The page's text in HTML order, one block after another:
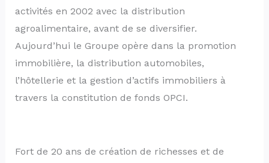
activités en 2002 avec la distribution
agroalimentaire, avant de se diversifier.
Aujourd’hui le Groupe opère dans la promotion
immobilière, la distribution automobiles,
l’hôtellerie et la gestion d’actifs immobiliers à
travers la constitution de fonds OPCI.
Fort de 20 ans de création de richesses et de